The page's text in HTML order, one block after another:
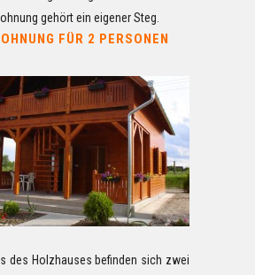
gehört ein eigener Steg.
FÜR 2 PERSONEN
des Holzhauses befinden sich zwei